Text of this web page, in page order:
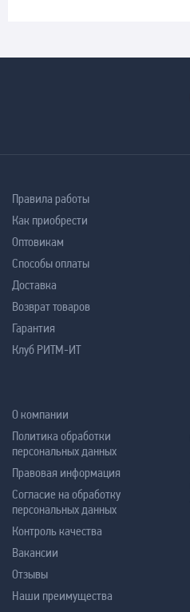
Правила работы
Как приобрести
Оптовикам
Способы оплаты
Доставка
Возврат товаров
Гарантия
Клуб РИТМ-ИТ
О компании
Политика обработки
персональных данных
Правовая информация
Согласие на обработку
персональных данных
Контроль качества
Вакансии
Отзывы
Наши преимущества